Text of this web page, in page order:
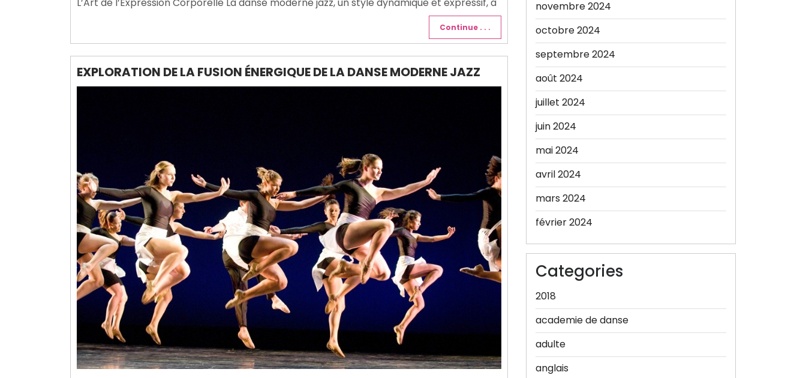
L’Art de l’Expression Corporelle La danse moderne jazz, un style dynamique et expressif, a
Continue . . .
EXPLORATION DE LA FUSION ÉNERGIQUE DE LA DANSE MODERNE JAZZ
novembre 2024
octobre 2024
septembre 2024
août 2024
juillet 2024
juin 2024
mai 2024
avril 2024
mars 2024
février 2024
Categories
2018
academie de danse
adulte
anglais